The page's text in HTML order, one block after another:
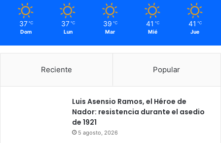
37 ℃
Dom
37 ℃
Lun
39 ℃
Mar
41 ℃
Mié
41 ℃
Jue
Reciente Popular
Luis Asensio Ramos, el Héroe de
Nador: resistencia durante el asedio
de 1921
5 agosto, 2026